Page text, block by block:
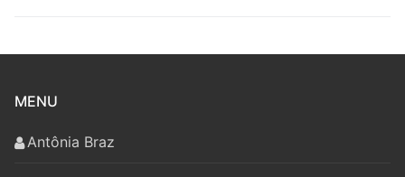
MENU
Antônia Braz